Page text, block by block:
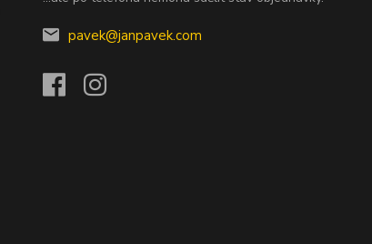
pavek@janpavek.com